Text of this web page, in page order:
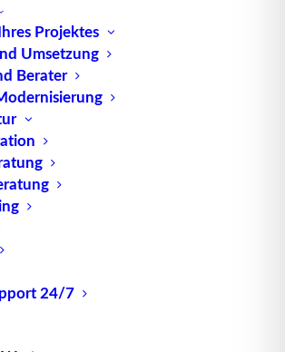
Projektes
Umsetzung
Berater
24/7
Lagerverwaltungs-Software von
ihrer Flexibilität immer die
und ist zudem in hohem Maße
KG
1